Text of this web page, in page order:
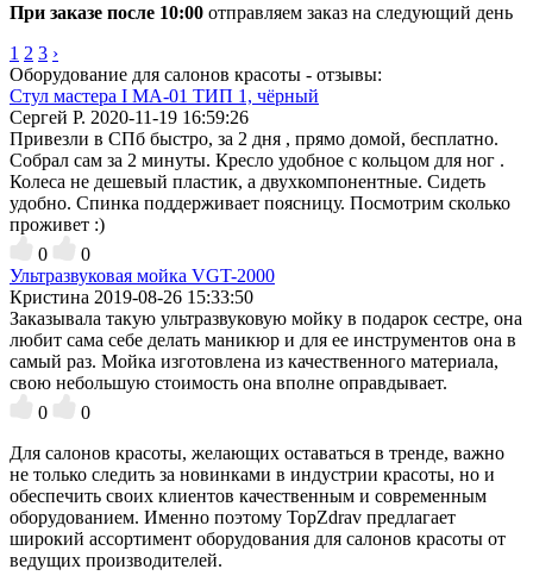
При заказе после 10:00 отправляем заказ на следующий день
1 2 3 ›
Оборудование для салонов красоты - отзывы:
Стул мастера I MA-01 ТИП 1, чёрный
Сергей Р. 2020-11-19 16:59:26
Привезли в СПб быстро, за 2 дня , прямо домой, бесплатно.
Собрал сам за 2 минуты. Кресло удобное с кольцом для ног .
Колеса не дешевый пластик, а двухкомпонентные. Сидеть
удобно. Спинка поддерживает поясницу. Посмотрим сколько
проживет :)
0
0
Ультразвуковая мойка VGT-2000
Кристина 2019-08-26 15:33:50
Заказывала такую ультразвуковую мойку в подарок сестре, она
любит сама себе делать маникюр и для ее инструментов она в
самый раз. Мойка изготовлена из качественного материала,
свою небольшую стоимость она вполне оправдывает.
0
0
Для салонов красоты, желающих оставаться в тренде, важно
не только следить за новинками в индустрии красоты, но и
обеспечить своих клиентов качественным и современным
оборудованием. Именно поэтому TopZdrav предлагает
широкий ассортимент оборудования для салонов красоты от
ведущих производителей.